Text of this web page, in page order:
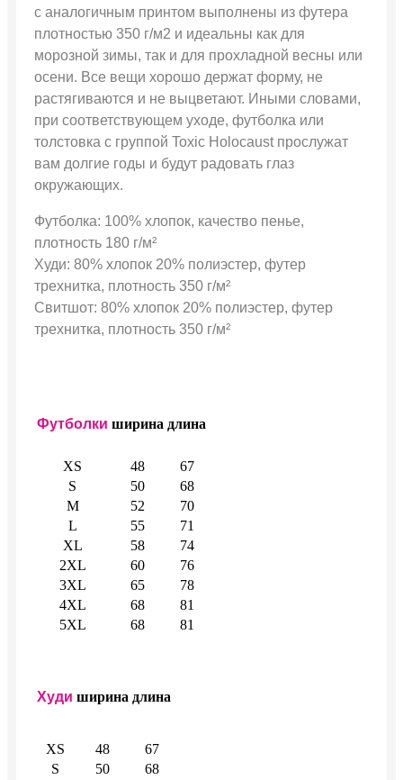
с аналогичным принтом выполнены из футера
плотностью 350 г/м2 и идеальны как для
морозной зимы, так и для прохладной весны или
осени. Все вещи хорошо держат форму, не
растягиваются и не выцветают. Иными словами,
при соответствующем уходе, футболка или
толстовка с группой Toxic Holocaust прослужат
вам долгие годы и будут радовать глаз
окружающих.
Футболка: 100% хлопок, качество пенье,
плотность 180 г/м²
Худи: 80% хлопок 20% полиэстер, футер
трехнитка, плотность 350 г/м²
Свитшот: 80% хлопок 20% полиэстер, футер
трехнитка, плотность 350 г/м²
Футболки ширина длина
XS 48
67
S
50
68
M
52
70
L
55
71
XL
58
74
2XL
60
76
3XL
65
78
4XL
68
81
5XL
68 81
Худи ширина длина
XS 48
67
S
50
68